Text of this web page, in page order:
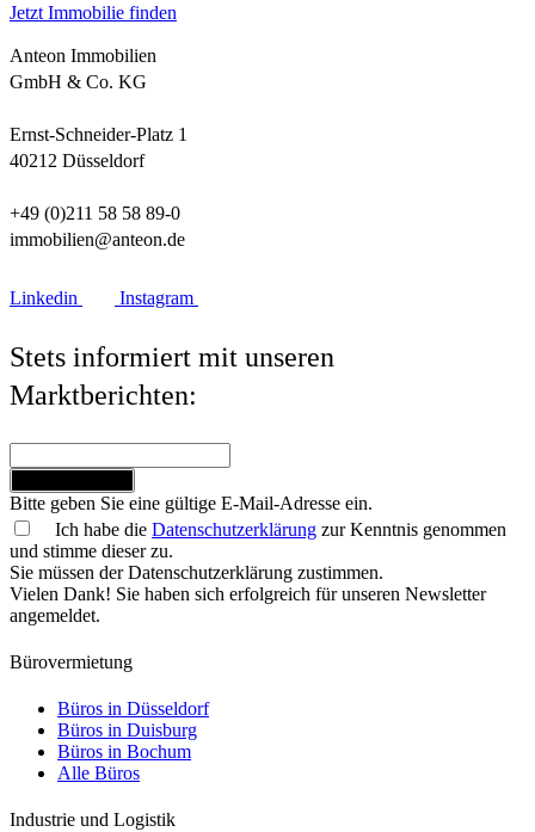
Jetzt Immobilie finden
Anteon Immobilien
GmbH & Co. KG
Ernst-Schneider-Platz 1
40212 Düsseldorf
+49 (0)211 58 58 89-0
immobilien@anteon.de
Linkedin Instagram
Stets informiert mit unseren
Marktberichten:
Bitte geben Sie eine gültige E-Mail-Adresse ein.
Ich habe die Datenschutzerklärung zur Kenntnis genommen
und stimme dieser zu.
Sie müssen der Datenschutzerklärung zustimmen.
Vielen Dank! Sie haben sich erfolgreich für unseren Newsletter
angemeldet.
Bürovermietung
Büros in Düsseldorf
Büros in Duisburg
Büros in Bochum
Alle Büros
Industrie und Logistik